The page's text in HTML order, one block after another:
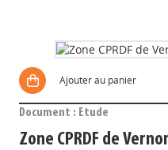
Ajouter au panier
Document : Etude
Zone CPRDF de